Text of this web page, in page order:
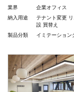
業界
企業オフィス
納入用途
テナント変更
設 買替え
製品分類
イミテーション